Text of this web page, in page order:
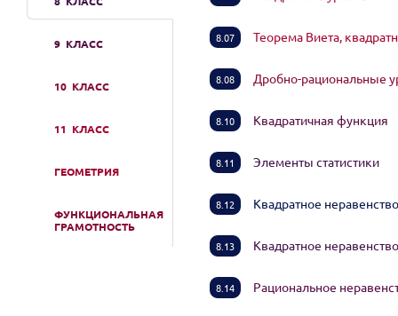
9 КЛАСС
10 КЛАСС
11 КЛАСС
ГЕОМЕТРИЯ
ФУНКЦИОНАЛЬНАЯ
ГРАМОТНОСТЬ
8.07 Теорема Виета,
8.08 Дробно-рациональные
8.10 Квадратичная функция
8.11 Элементы статистики
8.12 Квадратное
8.13 Квадратное
8.14 Рациональное